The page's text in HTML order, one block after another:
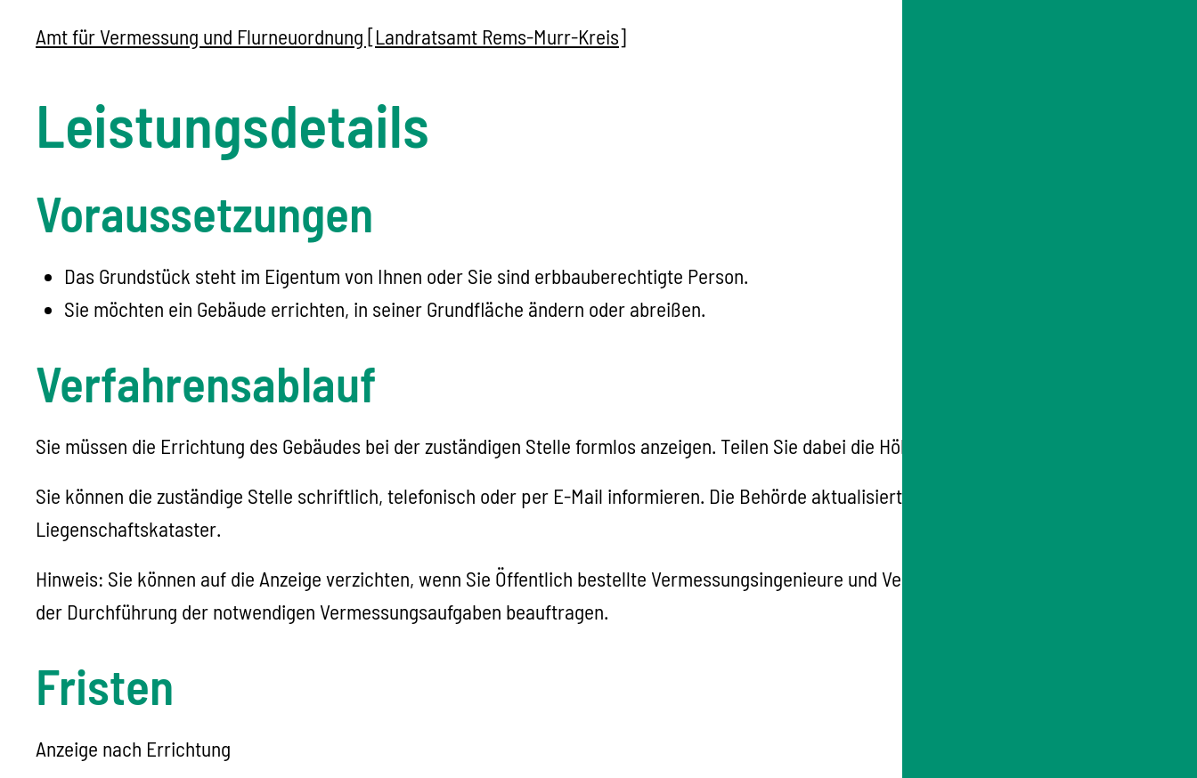
Amt für Vermessung und Flurneuordnung [Landratsamt Rems-Murr-Kreis]
Leistungsdetails
Voraussetzungen
Das Grundstück steht im Eigentum von Ihnen oder Sie sind erbbauberechtigte Person.
Sie möchten ein Gebäude errichten, in seiner Grundfläche ändern oder abreißen.
Verfahrensablauf
Sie müssen die Errichtung des Gebäudes bei der zuständigen Stelle formlos anzeigen. Teilen Sie dabei die Höhe der Baukosten mit.
Sie können die zuständige Stelle schriftlich, telefonisch oder per E-Mail informieren. Die Behörde aktualisiert daraufhin das
Liegenschaftskataster.
Hinweis: Sie können auf die Anzeige verzichten, wenn Sie Öffentlich bestellte Vermessungsingenieure und Vermessungsingenieurinnen mit
der Durchführung der notwendigen Vermessungsaufgaben beauftragen.
Fristen
Anzeige nach Errichtung